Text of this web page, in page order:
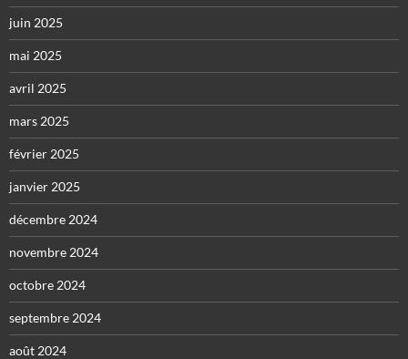
juin 2025
mai 2025
avril 2025
mars 2025
février 2025
janvier 2025
décembre 2024
novembre 2024
octobre 2024
septembre 2024
août 2024